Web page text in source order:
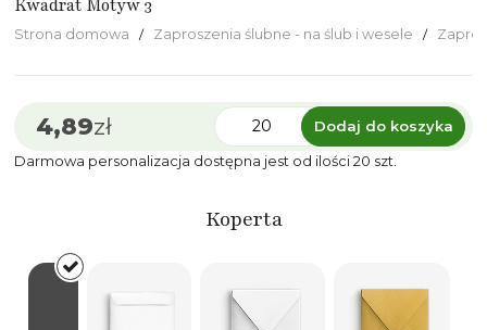
Kwadrat Motyw 3
Strona domowa Zaproszenia ślubne - na ślub i wesele
4,89zł
Dodaj do koszyka
Darmowa personalizacja dostępna jest od ilości 20 szt.
Koperta